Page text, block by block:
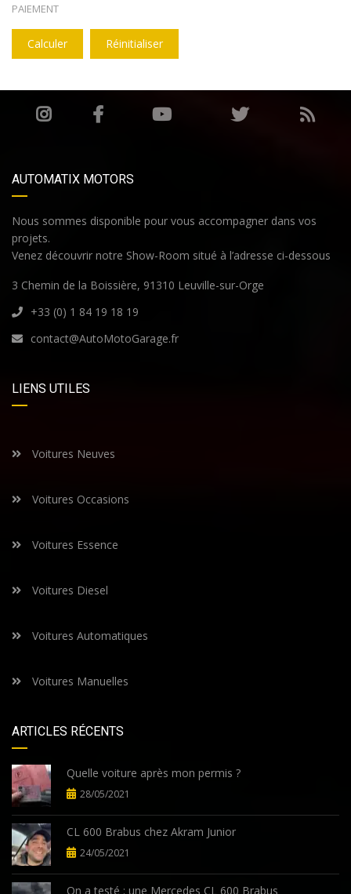
PAIEMENT
Calculer Réinitialiser
AUTOMATIX MOTORS
Nous sommes disponible pour vous accompagner dans vos
projets.
Venez découvrir notre Show-Room situé à l’adresse ci-dessous
3 Chemin de la Boissière, 91310 Leuville-sur-Orge
+33 (0) 1 84 19 18 19
contact@AutoMotoGarage.fr
LIENS UTILES
Voitures Neuves
Voitures Occasions
Voitures Essence
Voitures Diesel
Voitures Automatiques
Voitures Manuelles
ARTICLES RÉCENTS
Quelle voiture après mon permis ?
28/05/2021
CL 600 Brabus chez Akram Junior
24/05/2021
On a testé : une Mercedes CL 600 Brabus